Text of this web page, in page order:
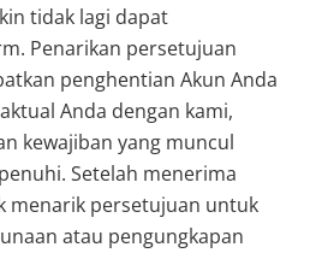
tidak lagi dapat
Penarikan persetujuan
penghentian Akun Anda
Anda dengan kami,
kewajiban yang muncul
Setelah menerima
menarik persetujuan untuk
atau pengungkapan